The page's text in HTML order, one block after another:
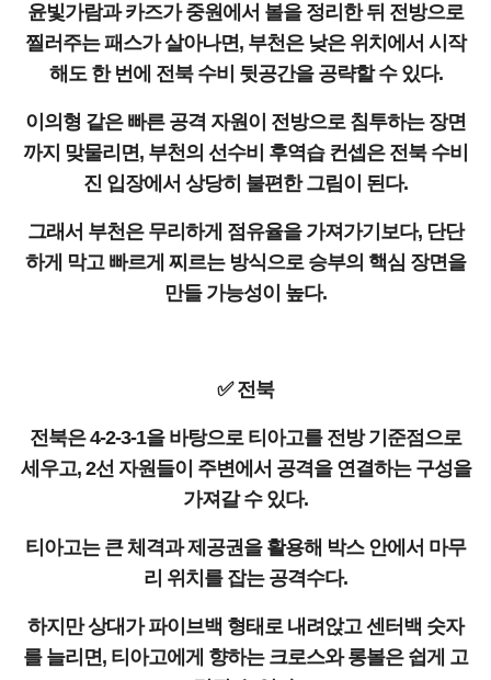
윤빛가람과 카즈가 중원에서 볼을 정리한 뒤 전방으로
찔러주는 패스가 살아나면, 부천은 낮은 위치에서 시작
해도 한 번에 전북 수비 뒷공간을 공략할 수 있다.
이의형 같은 빠른 공격 자원이 전방으로 침투하는 장면
까지 맞물리면, 부천의 선수비 후역습 컨셉은 전북 수비
진 입장에서 상당히 불편한 그림이 된다.
그래서 부천은 무리하게 점유율을 가져가기보다, 단단
하게 막고 빠르게 찌르는 방식으로 승부의 핵심 장면을
만들 가능성이 높다.
✅ 전북
전북은 4-2-3-1을 바탕으로 티아고를 전방 기준점으로
세우고, 2선 자원들이 주변에서 공격을 연결하는 구성을
가져갈 수 있다.
티아고는 큰 체격과 제공권을 활용해 박스 안에서 마무
리 위치를 잡는 공격수다.
하지만 상대가 파이브백 형태로 내려앉고 센터백 숫자
를 늘리면, 티아고에게 향하는 크로스와 롱볼은 쉽게 고